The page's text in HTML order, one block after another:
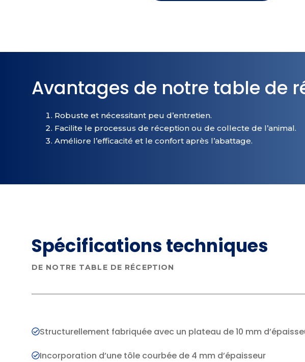
Avantages de notre table de
Robuste et nécessitant peu d’entretien.
Facilite le processus de réception ou de collecte de l’animal.
Améliore l’efficacité et le confort après l’abattage.
Spécifications techniques
DE NOTRE TABLE DE RÉCEPTION
Structurellement fabriquée avec un plateau de 10 mm
Incorporation d’une tôle courbée de 4 mm d’épaisseur